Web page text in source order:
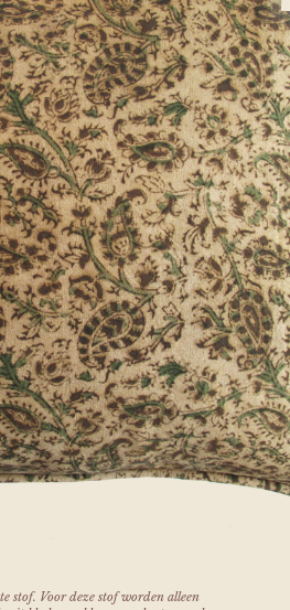
stof. Voor deze stof worden alleen